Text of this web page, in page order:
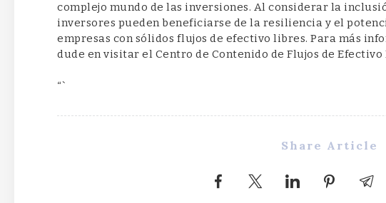
complejo mundo de las inversiones. Al considerar la
inversores pueden beneficiarse de la resiliencia y el
empresas con sólidos flujos de efectivo libres. Para más
dude en visitar el Centro de Contenido de Flujos de Efectivo
“`
Share Article